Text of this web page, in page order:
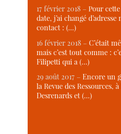
17 février 2018 –Pour
date, j’ai changé d’adresse
contact : (…)
16 février 2018 –C’était
mais c’est tout comme :
Filipetti qui a (…)
29 août 2017 –Encore un
la Revue des Ressources,
Desrenards et (…)